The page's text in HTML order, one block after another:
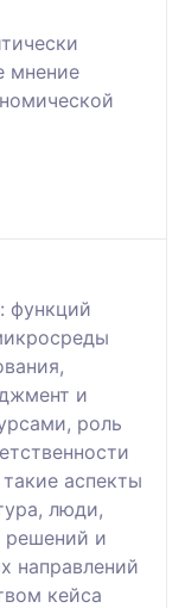
мнение
функций
и
роль
аспекты
люди,
решений и
направлений
кейса